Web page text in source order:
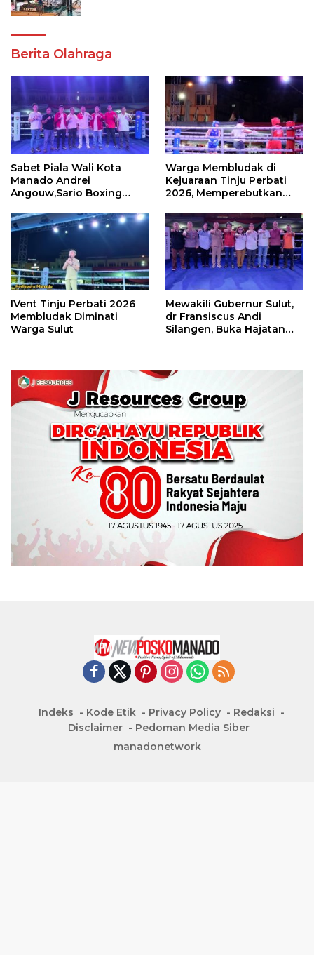
Berita Olahraga
Sabet Piala Wali Kota
Manado Andrei
Angouw,Sario Boxing
Perbati 2026
Warga Membludak di
Kejuaraan Tinju Perbati
2026, Memperebutkan
IVent Tinju Perbati 2026
Membludak Diminati
Warga Sulut
Mewakili Gubernur Sulut,
dr Fransiscus Andi
Silangen, Buka Hajatan
Indeks Kode Etik Privacy Policy
Redaksi
Disclaimer
Pedoman Media Siber
manadonetwork